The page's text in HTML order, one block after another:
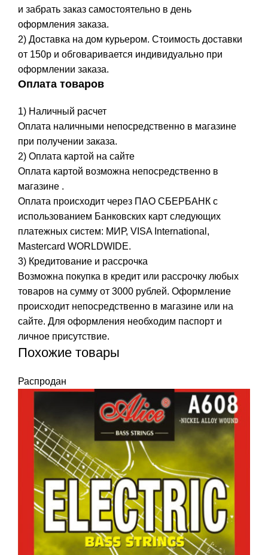
и забрать заказ самостоятельно в день
оформления заказа.
2) Доставка на дом курьером. Стоимость доставки
от 150р и обговаривается индивидуально при
оформлении заказа.
Оплата товаров
1) Наличный расчет
Оплата наличными непосредственно в магазине
при получении заказа.
2) Оплата картой на сайте
Оплата картой возможна непосредственно в
магазине .
Оплата происходит через ПАО СБЕРБАНК с
использованием Банковских карт следующих
платежных систем: МИР, VISA International,
Mastercard WORLDWIDE.
3) Кредитование и рассрочка
Возможна покупка в кредит или рассрочку любых
товаров на сумму от 3000 рублей. Оформление
происходит непосредственно в магазине или на
сайте. Для оформления необходим паспорт и
личное присутствие.
Похожие товары
Распродан